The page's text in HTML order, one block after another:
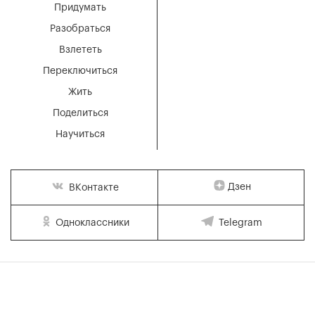
Придумать
Разобраться
Взлететь
Переключиться
Жить
Поделиться
Научиться
ВКонтакте Дзен
Одноклассники Telegram